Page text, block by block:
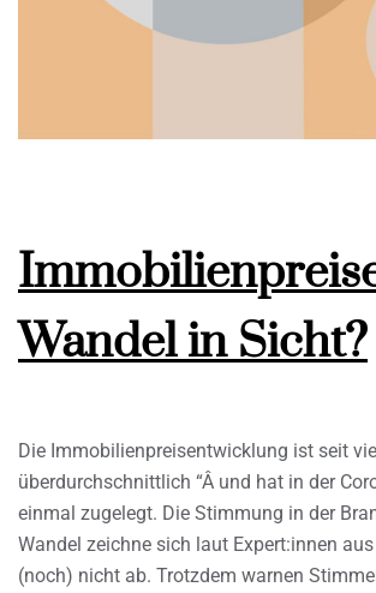
Wandel in Sicht?
Die Immobilienpreisentwicklung ist seit
überdurchschnittlich “Â und hat in der
einmal zugelegt. Die Stimmung in der
Wandel zeichne sich laut Expert:innen
(noch) nicht ab. Trotzdem warnen